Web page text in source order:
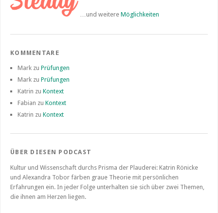
…und weitere Möglichkeiten
KOMMENTARE
Mark zu Prüfungen
Mark zu Prüfungen
Katrin zu Kontext
Fabian zu Kontext
Katrin zu Kontext
ÜBER DIESEN PODCAST
Kultur und Wissenschaft durchs Prisma der Plauderei: Katrin Rönicke
und Alexandra Tobor färben graue Theorie mit persönlichen
Erfahrungen ein. In jeder Folge unterhalten sie sich über zwei Themen,
die ihnen am Herzen liegen.